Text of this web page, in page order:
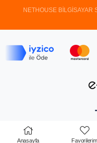
NETHOUSE BİLGİSAYAR
Anasayfa Favorilerim